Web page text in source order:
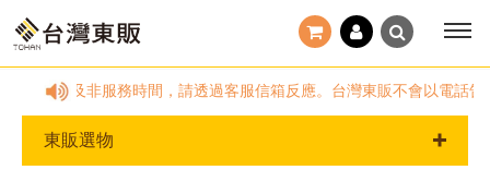
及非服務時間，請透過客服信箱反應。台灣東販不會以電話告知您
東販選物